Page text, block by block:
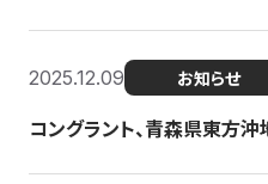
2025.12.09 お知らせ
コングラント、青森県東方